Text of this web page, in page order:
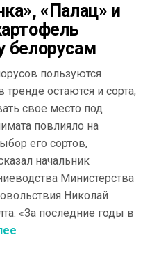
«Палац» и
белорусам
пользуются
остаются и сорта,
свое место под
повлияло на
его сортов,
начальник
Министерства
Николай
«За последние годы в